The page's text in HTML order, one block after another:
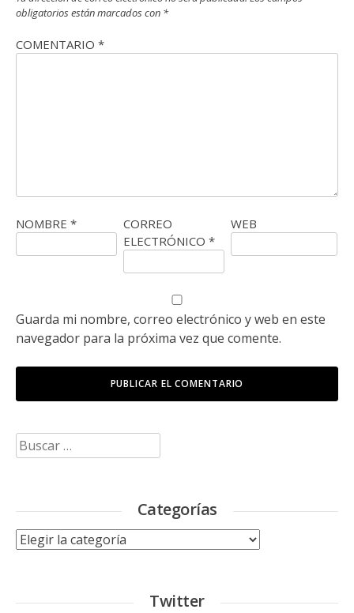
obligatorios están marcados con *
COMENTARIO *
NOMBRE *
CORREO
ELECTRÓNICO *
WEB
Guarda mi nombre, correo electrónico y web en este
navegador para la próxima vez que comente.
Buscar:
Categorías
Categorías
Twitter